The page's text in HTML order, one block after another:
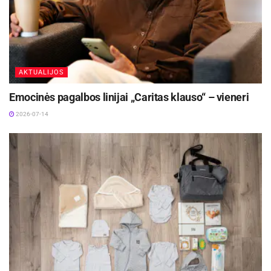
Kasdienis biurų, sandėlių ir gamybinių patalpų
valymas, požeminių automobilių stovėjimo aikštelių,
prekybos centrų, viešųjų įstaigų, sporto kompleksų,
bankų ir kitų patalpų valymas;
Kasdienė teritorijų priežiūra: šaligatvių takų šlavimo
druskos mišiniu, žolės pjovimas, gėlynų priežiūra, ir t.t.;
Fasadų valymas;
Taip pat siūlomas įvairių higienos priemonių tiekimas
klientui palankiomis kainomis (reguliariai gali būti
pristatomu oro gaivikliai, tualetinis popierius,
popieriniai rankšluosčiai, skystas muilas, ir t.t.);
Siūloma drėgmę ir purvą sugeriančių kilimėlių nuoma
– tai gali padėti palaikyti švarą įvairiose patalpose.
AKTUALIJOS
Emocinės pagalbos linijai „Caritas klauso“ – vieneri
2026-07-14